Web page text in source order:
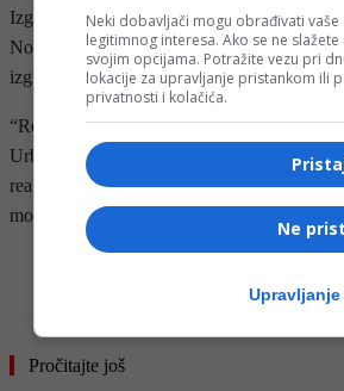
Izgradnja podzemnih garaža na području
Novo Sarajevo u saradnji sa općinama i
izgradnju i planiranje.
“Realizacija navedenih projekata direktno
Urbanističkog plana, a kasnije će prvi
realizaciju biti i rješavanje imovinsko-
moglo pristupiti izgradnji”, rekao je Šteta.
Pročitajte još
Neki dobavljači mogu obrađivati
legitimnog interesa. Ako se ne
svojim opcijama. Potražite vezu pri
lokacije za upravljanje pristankom ili
privatnosti i kolačića.
Ne